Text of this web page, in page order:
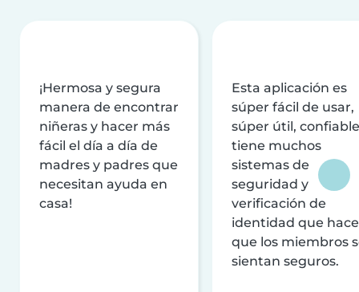
¡Hermosa y segura
manera de encontrar
niñeras y hacer más
fácil el día a día de
madres y padres que
necesitan ayuda en
casa!
Esta aplicación es
súper fácil de usar,
súper útil,
tiene muchos
sistemas de
seguridad y
verificación de
identidad que
que los miembros
sientan seguros.